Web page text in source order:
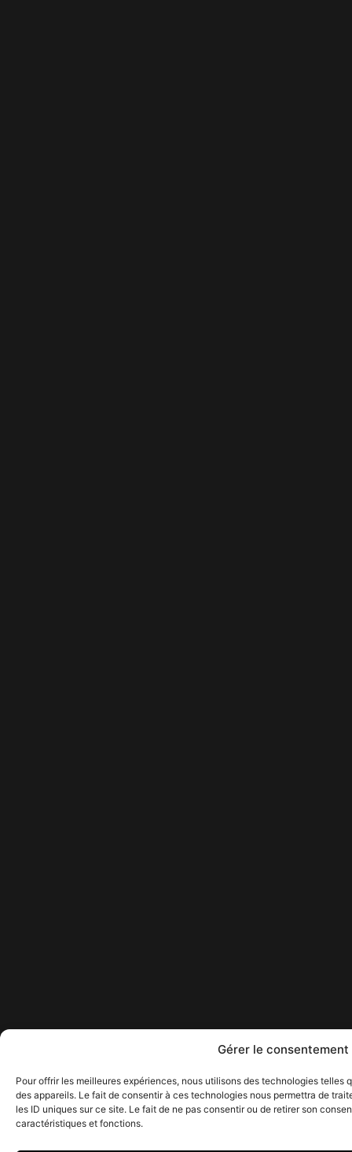
Gérer le consentement
Pour offrir les meilleures expériences, nous utilisons des technologies
des appareils. Le fait de consentir à ces technologies nous permettra de
les ID uniques sur ce site. Le fait de ne pas consentir ou de retirer son
caractéristiques et fonctions.